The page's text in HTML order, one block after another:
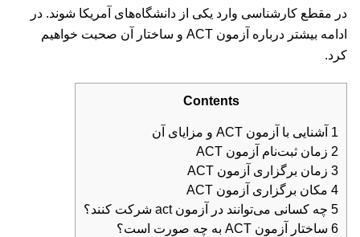
در مقطع کارشناسی وارد یکی از دانشگاه‌های آمریکا شوند. در
ادامه بیشتر درباره آزمون ACT و ساختار آن صحبت خواهیم
کرد.
Contents
1 آشنایی با آزمون ACT و مزایای آن
2 زمان ثبت‌نام آزمون ACT
3 زمان برگزاری آزمون ACT
4 مکان برگزاری آزمون ACT
5 چه کسانی می‌توانند در آزمون act شرکت کنند؟
6 ساختار آزمون ACT به چه صورت است؟